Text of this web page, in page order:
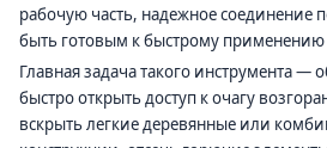
рабочую часть, надежное соединение
быть готовым к быстрому
Главная задача такого инструмента —
быстро открыть доступ к очагу
вскрыть легкие деревянные или